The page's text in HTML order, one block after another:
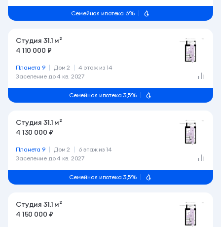
Семейная ипотека 6%
Студия 31.1 м²
4 110 000 ₽
Заселение до4 кв. 2027
Планета 9 Дом 2 4 этаж из 14
Семейная ипотека 3,5%
Студия 31.1 м²
4 130 000 ₽
Заселение до4 кв. 2027
Планета 9 Дом 2 6 этаж из 14
Семейная ипотека 3,5%
Студия 31.1 м²
4 150 000 ₽